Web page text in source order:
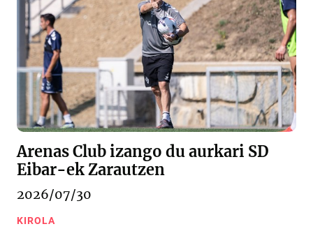
Arenas Club izango du aurkari SD
Eibar-ek Zarautzen
2026/07/30
KIROLA